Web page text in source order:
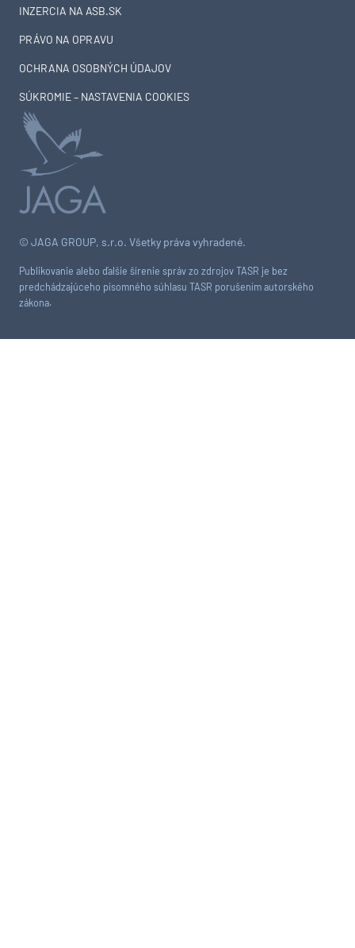
© JAGA GROUP, s.r.o. Všetky práva vyhradené.
Publikovanie alebo ďalšie šírenie správ zo zdrojov TASR je bez
predchádzajúceho písomného súhlasu TASR porušením autorského
zákona.
INZERCIA NA ASB.SK
PRÁVO NA OPRAVU
OCHRANA OSOBNÝCH ÚDAJOV
SÚKROMIE – NASTAVENIA COOKIES